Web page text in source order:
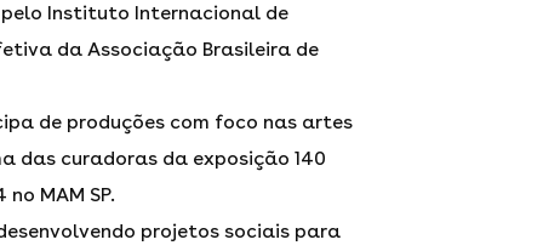
pelo Instituto Internacional de
da Associação Brasileira de
de produções com foco nas artes
das curadoras da exposição 140
MAM SP.
projetos sociais para